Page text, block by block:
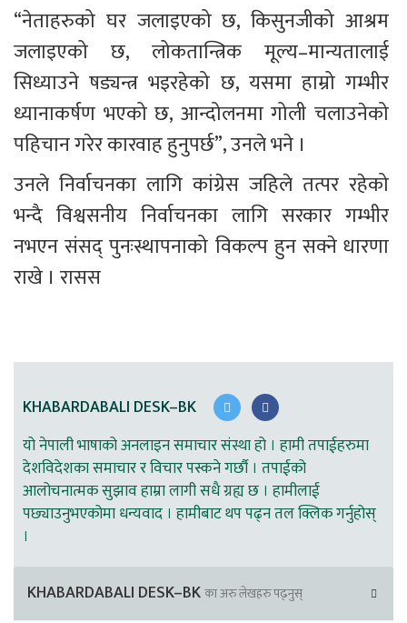
“नेताहरुको घर जलाइएको छ, किसुनजीको आश्रम
जलाइएको छ, लोकतान्त्रिक मूल्य–मान्यतालाई
सिध्याउने षड्यन्त्र भइरहेको छ, यसमा हाम्रो गम्भीर
ध्यानाकर्षण भएको छ, आन्दोलनमा गोली चलाउनेको
पहिचान गरेर कारवाह हुनुपर्छ”, उनले भने ।
उनले निर्वाचनका लागि कांग्रेस जहिले तत्पर रहेको
भन्दै विश्वसनीय निर्वाचनका लागि सरकार गम्भीर
नभएन संसद् पुनःस्थापनाको विकल्प हुन सक्ने धारणा
राखे । रासस
KHABARDABALI DESK–BK
यो नेपाली भाषाको अनलाइन समाचार संस्था हो । हामी तपाईहरुमा
देशविदेशका समाचार र विचार पस्कने गर्छौ । तपाईको
आलोचनात्मक सुझाव हाम्रा लागी सधै ग्रह्य छ । हामीलाई
पछ्याउनुभएकोमा धन्यवाद । हामीबाट थप पढ्न तल क्लिक गर्नुहोस्
।
KHABARDABALI DESK–BKका अरु लेखहरु पढ्नुस्